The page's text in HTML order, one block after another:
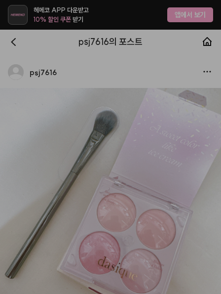
헤메코 APP 다운받고
10% 할인 쿠폰받기 앱에서 보기
psj7616의 포스트
psj7616